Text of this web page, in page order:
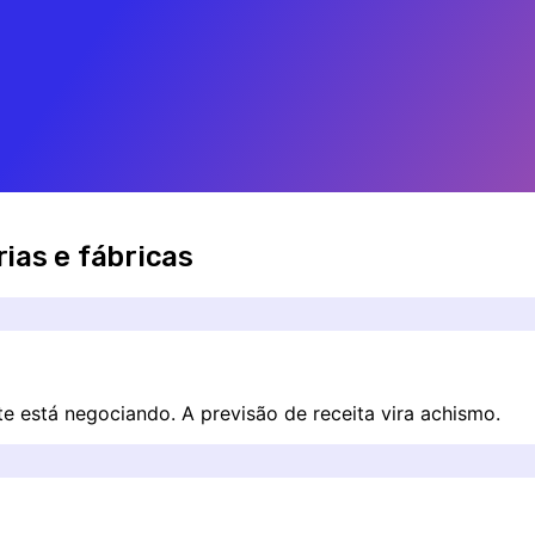
e fábricas
está negociando. A previsão de receita vira achismo.